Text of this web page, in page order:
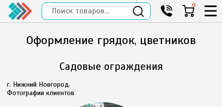
0
Оформление грядок, цветников
Садовые ограждения
г. Нижний Новгород.
Фотографии клиентов